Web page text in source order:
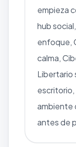
empieza
hub
enfoque,
calma,
Libertario
escritorio,
ambiente
antes de